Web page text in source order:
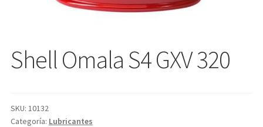
Shell Omala S4 GXV 320
SKU: 10132
Categoría: Lubricantes